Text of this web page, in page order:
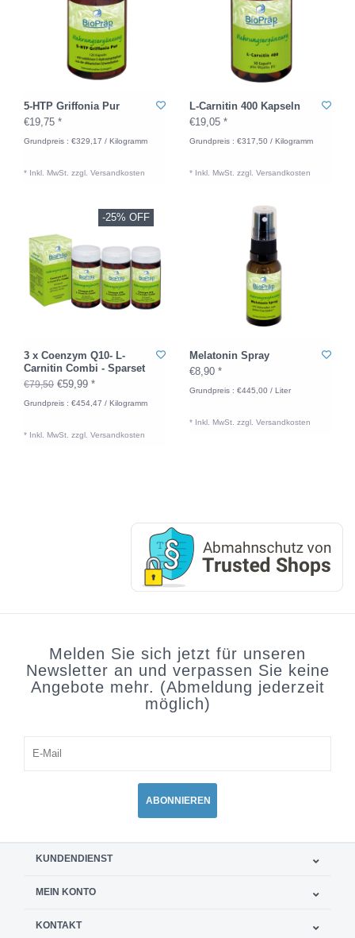
5-HTP Griffonia Pur
€19,75 *
Grundpreis : €329,17 / Kilogramm
* Inkl. MwSt. zzgl. Versandkosten
L-Carnitin 400 Kapseln
€19,05 *
Grundpreis : €317,50 / Kilogramm
* Inkl. MwSt. zzgl. Versandkosten
-25% OFF
3 x Coenzym Q10- L-
Carnitin Combi - Sparset
€79,50 €59,99 *
Grundpreis : €454,47 / Kilogramm
* Inkl. MwSt. zzgl. Versandkosten
Melatonin Spray
€8,90 *
Grundpreis : €445,00 / Liter
* Inkl. MwSt. zzgl. Versandkosten
Melden Sie sich jetzt für unseren
Newsletter an und verpassen Sie keine
Angebote mehr. (Abmeldung jederzeit
möglich)
ABONNIEREN
KUNDENDIENST
MEIN KONTO
KONTAKT